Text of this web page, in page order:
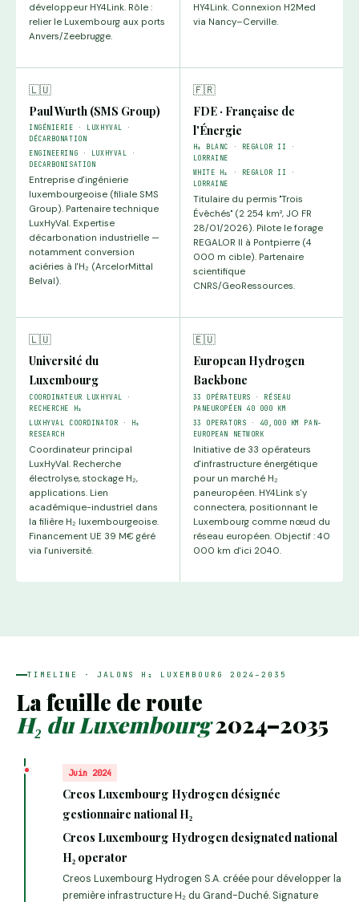
développeur HY4Link. Rôle :
relier le Luxembourg aux ports
Anvers/Zeebrugge.
HY4Link. Connexion H2Med
via Nancy–Cerville.
🇱🇺
Paul Wurth (SMS Group)
INGÉNIERIE · LUXHYVAL ·
DÉCARBONATION
ENGINEERING · LUXHYVAL ·
DECARBONISATION
Entreprise d'ingénierie
luxembourgeoise (filiale SMS
Group). Partenaire technique
LuxHyVal. Expertise
décarbonation industrielle —
notamment conversion
aciéries à l'H₂ (ArcelorMittal
Belval).
🇫🇷
FDE · Française de
l'Énergie
H₂ BLANC · REGALOR II ·
LORRAINE
WHITE H₂ · REGALOR II ·
LORRAINE
Titulaire du permis "Trois
Évêchés" (2 254 km², JO FR
28/01/2026). Pilote le forage
REGALOR II à Pontpierre (4
000 m cible). Partenaire
scientifique
CNRS/GeoRessources.
🇱🇺
Université du
Luxembourg
COORDINATEUR LUXHYVAL ·
RECHERCHE H₂
LUXHYVAL COORDINATOR · H₂
RESEARCH
Coordinateur principal
LuxHyVal. Recherche
électrolyse, stockage H₂,
applications. Lien
académique-industriel dans
la filière H₂ luxembourgeoise.
Financement UE 39 M€ géré
via l'université.
🇪🇺
European Hydrogen
Backbone
33 OPÉRATEURS · RÉSEAU
PANEUROPÉEN 40 000 KM
33 OPERATORS · 40,000 KM PAN-
EUROPEAN NETWORK
Initiative de 33 opérateurs
d'infrastructure énergétique
pour un marché H₂
paneuropéen. HY4Link s'y
connectera, positionnant le
Luxembourg comme nœud du
réseau européen. Objectif : 40
000 km d'ici 2040.
TIMELINE · JALONS H₂ LUXEMBOURG 2024–2035
La feuille de route
H₂ du Luxembourg2024–2035
Juin 2024
Creos Luxembourg Hydrogen désignée
gestionnaire national H₂
Creos Luxembourg Hydrogen designated national
H₂ operator
Creos Luxembourg Hydrogen S.A. créée pour développer la
première infrastructure H₂ du Grand-Duché. Signature